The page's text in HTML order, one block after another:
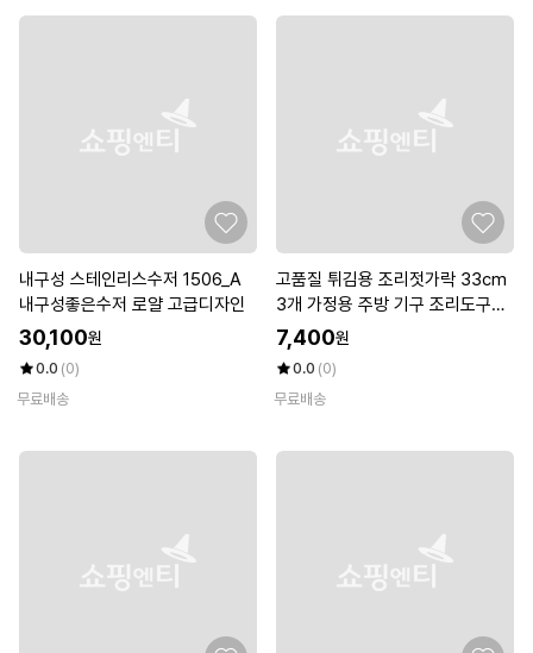
내구성 스테인리스수저 1506_A
내구성좋은수저 로얄 고급디자인
30,100원
0.0 (0)
무료배송
고품질 튀김용 조리젓가락 33cm
3개 가정용 주방 기구 조리도구
(WFKIOCF)
7,400원
0.0 (0)
무료배송